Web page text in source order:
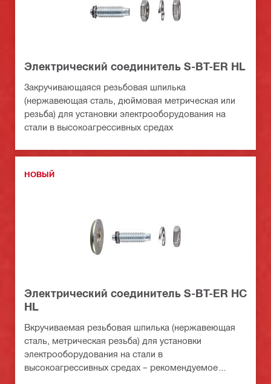
Электрический соединитель S-BT-ER HL
Закручивающаяся резьбовая шпилька
(нержавеющая сталь, дюймовая метрическая или
резьба) для установки электрооборудования на
стали в высокоагрессивных средах
НОВЫЙ
Электрический соединитель S-BT-ER HC
HL
Вкручиваемая резьбовая шпилька (нержавеющая
сталь, метрическая резьба) для установки
электрооборудования на стали в
высокоагрессивных средах – рекомендуемое